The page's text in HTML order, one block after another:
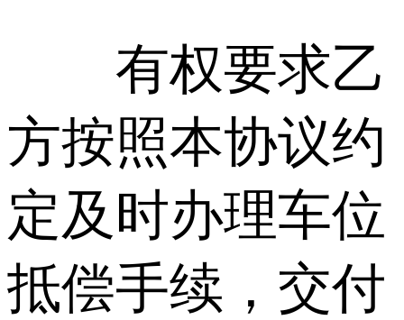
有权要求乙
方按照本协议约
定及时办理车位
抵偿手续，交付